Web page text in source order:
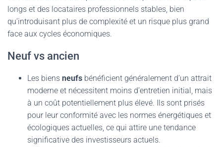
longs et des locataires professionnels stables, bien
qu’introduisant plus de complexité et un risque plus grand
face aux cycles économiques.
Neuf vs ancien
Les biens neufs bénéficient généralement d’un attrait
moderne et nécessitent moins d’entretien initial, mais
à un coût potentiellement plus élevé. Ils sont prisés
pour leur conformité avec les normes énergétiques et
écologiques actuelles, ce qui attire une tendance
significative des investisseurs actuels.